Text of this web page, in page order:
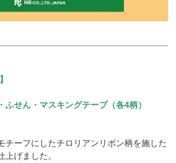
】
ふせん・マスキングテープ（各4柄）
チーフにしたチロリアンリボン柄を施した
上げました。